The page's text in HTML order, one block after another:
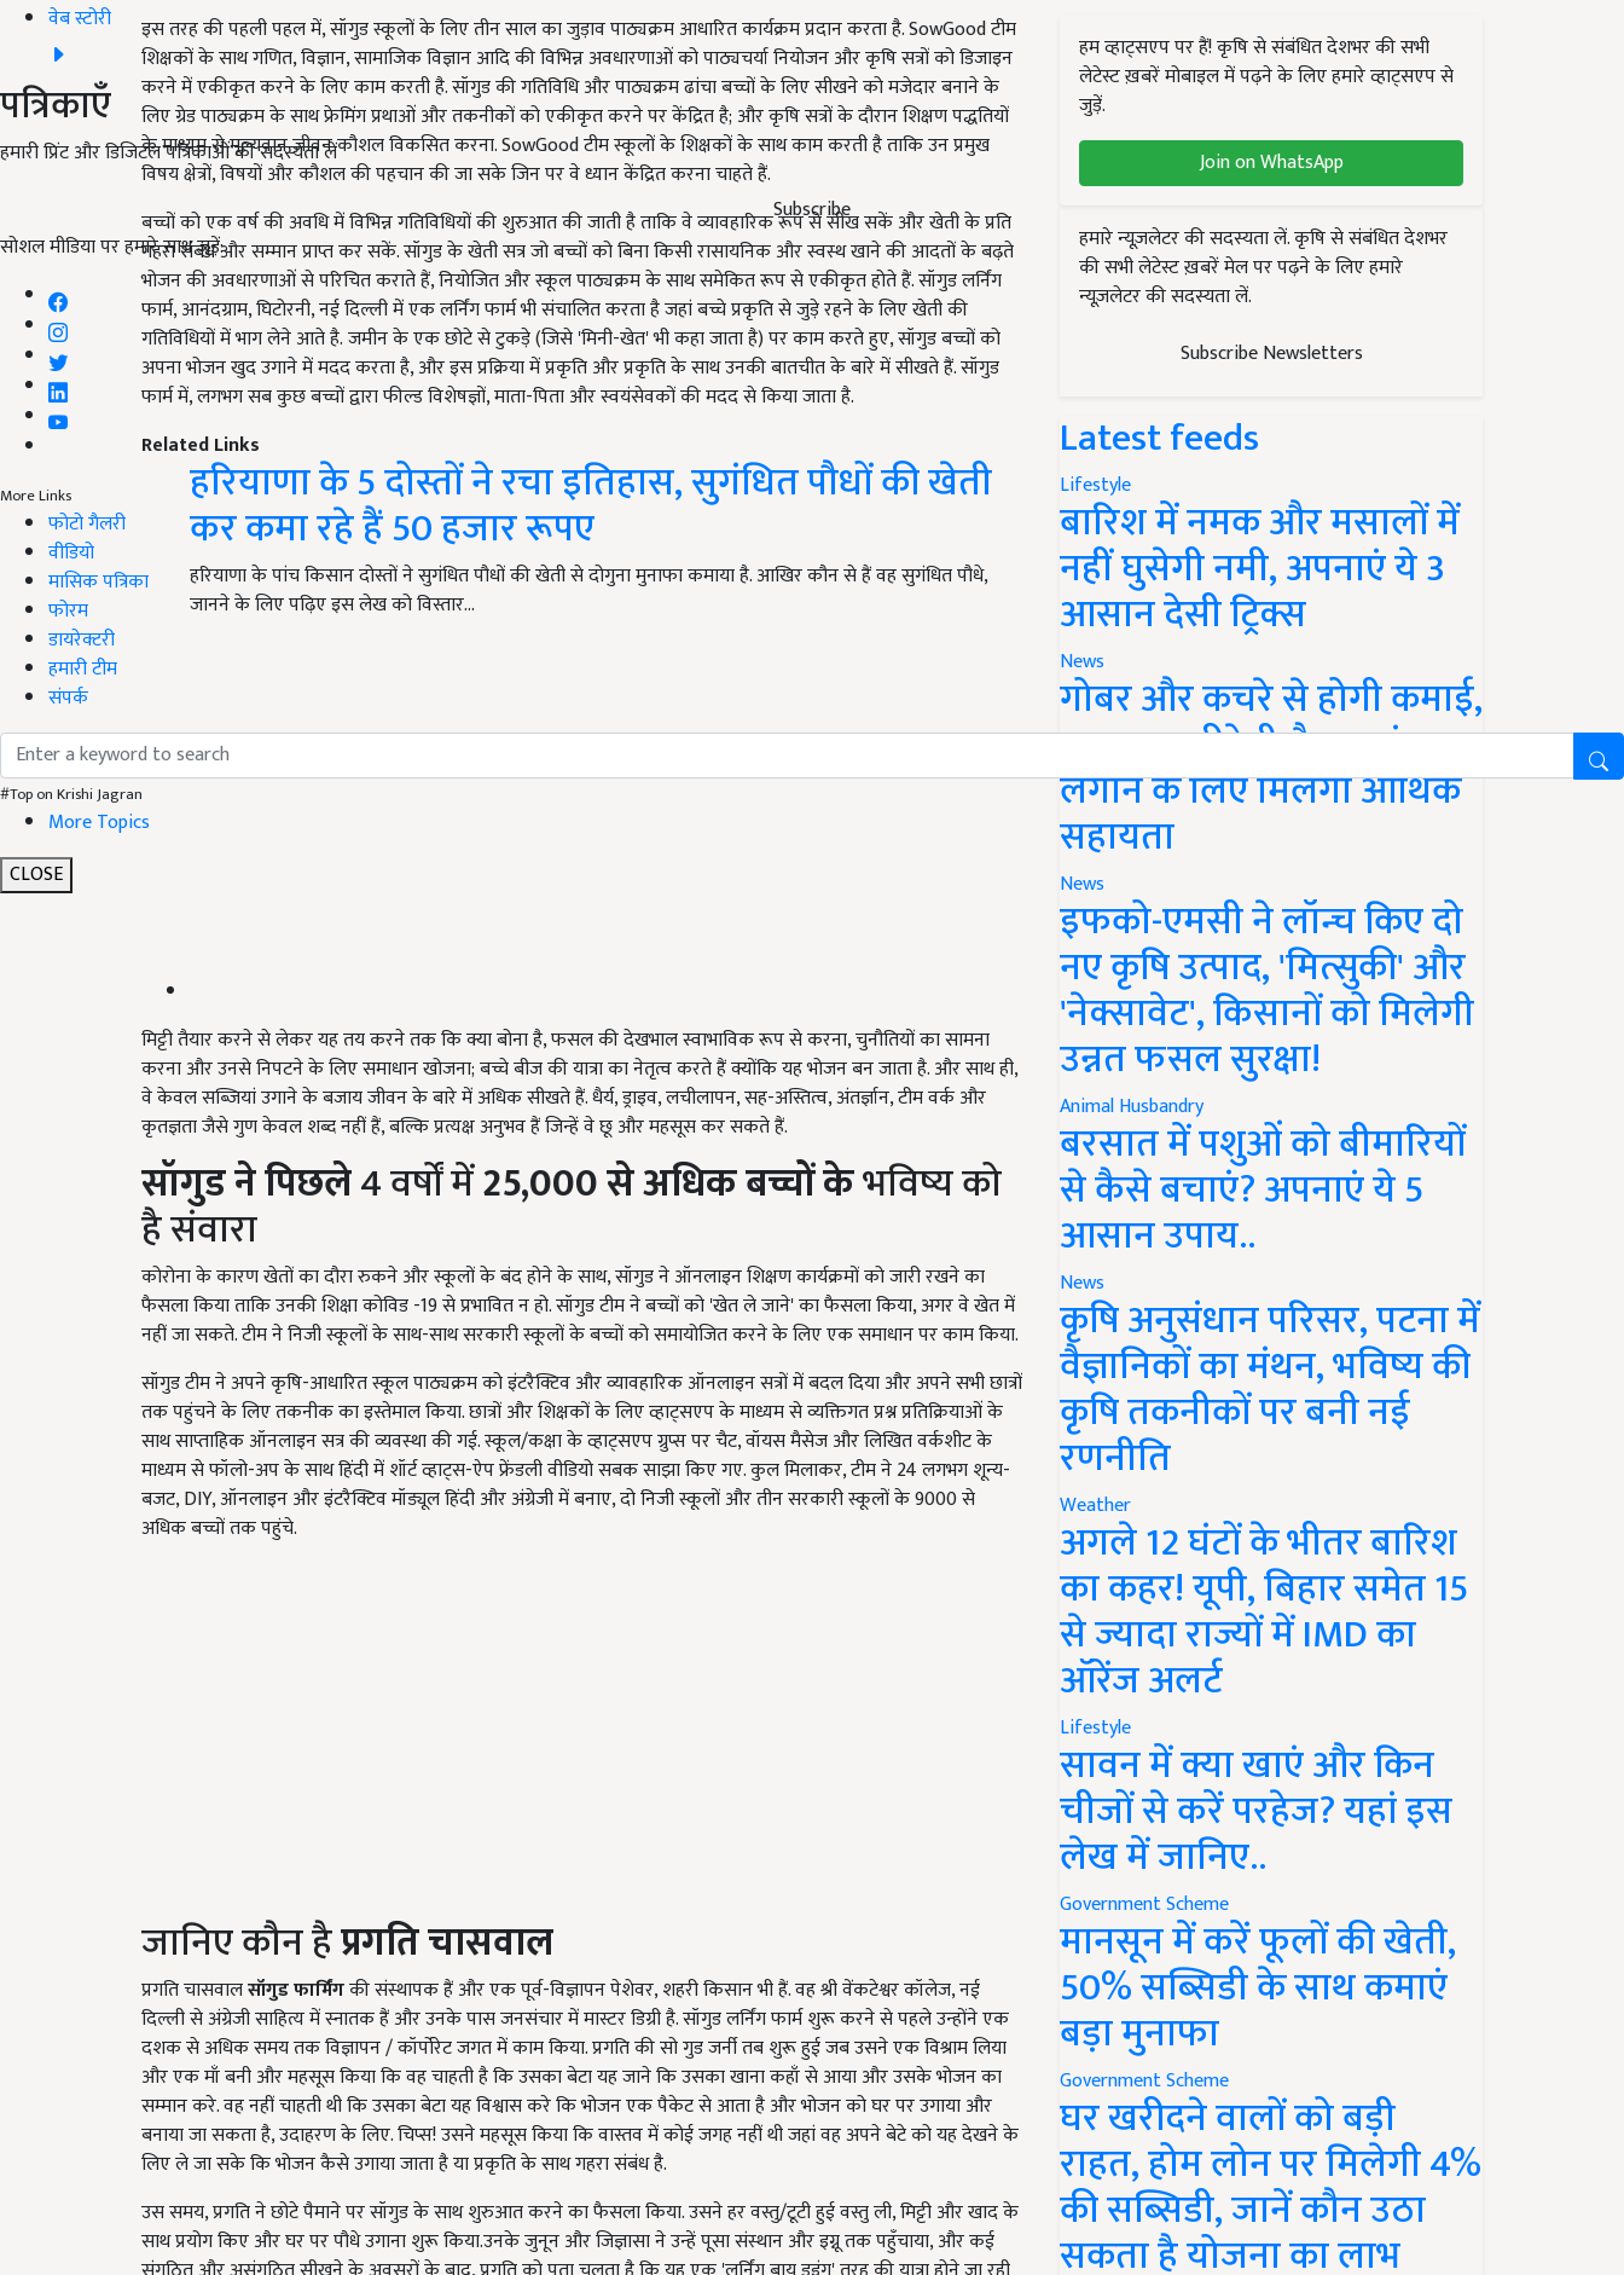
वेब स्टोरी
पत्रिकाएँ
हमारी प्रिंट और डिजिटल पत्रिकाओं की सदस्यता लें
Subscribe
सोशल मीडिया पर हमारे साथ जुड़ें:
More Links
फोटो गैलरी
वीडियो
मासिक पत्रिका
फोरम
डायरेक्टरी
हमारी टीम
संपर्क
#Top on Krishi Jagran
More Topics
CLOSE
इस तरह की पहली पहल में, सॉगुड स्कूलों के लिए तीन साल का जुड़ाव पाठ्यक्रम आधारित कार्यक्रम प्रदान करता है. SowGood टीम
शिक्षकों के साथ गणित, विज्ञान, सामाजिक विज्ञान आदि की विभिन्न अवधारणाओं को पाठ्यचर्या नियोजन और कृषि सत्रों को डिजाइन
करने में एकीकृत करने के लिए काम करती है. सॉगुड की गतिविधि और पाठ्यक्रम ढांचा बच्चों के लिए सीखने को मजेदार बनाने के
लिए ग्रेड पाठ्यक्रम के साथ फ्रेमिंग प्रथाओं और तकनीकों को एकीकृत करने पर केंद्रित है; और कृषि सत्रों के दौरान शिक्षण पद्धतियों
के माध्यम से मूल्यवान जीवन कौशल विकसित करना. SowGood टीम स्कूलों के शिक्षकों के साथ काम करती है ताकि उन प्रमुख
विषय क्षेत्रों, विषयों और कौशल की पहचान की जा सके जिन पर वे ध्यान केंद्रित करना चाहते हैं.
बच्चों को एक वर्ष की अवधि में विभिन्न गतिविधियों की शुरुआत की जाती है ताकि वे व्यावहारिक रूप से सीख सकें और खेती के प्रति
गहरा संबंध और सम्मान प्राप्त कर सकें. सॉगुड के खेती सत्र जो बच्चों को बिना किसी रासायनिक और स्वस्थ खाने की आदतों के बढ़ते
भोजन की अवधारणाओं से परिचित कराते हैं, नियोजित और स्कूल पाठ्यक्रम के साथ समेकित रूप से एकीकृत होते हैं. सॉगुड लर्निंग
फार्म, आनंदग्राम, घिटोरनी, नई दिल्ली में एक लर्निंग फार्म भी संचालित करता है जहां बच्चे प्रकृति से जुड़े रहने के लिए खेती की
गतिविधियों में भाग लेने आते है. जमीन के एक छोटे से टुकड़े (जिसे 'मिनी-खेत' भी कहा जाता है) पर काम करते हुए, सॉगुड बच्चों को
अपना भोजन खुद उगाने में मदद करता है, और इस प्रक्रिया में प्रकृति और प्रकृति के साथ उनकी बातचीत के बारे में सीखते हैं. सॉगुड
फार्म में, लगभग सब कुछ बच्चों द्वारा फील्ड विशेषज्ञों, माता-पिता और स्वयंसेवकों की मदद से किया जाता है.
Related Links
हरियाणा के 5 दोस्तों ने रचा इतिहास, सुगंधित पौधों की खेती
कर कमा रहे हैं 50 हजार रूपए
हरियाणा के पांच किसान दोस्तों ने सुगंधित पौधों की खेती से दोगुना मुनाफा कमाया है. आखिर कौन से हैं वह सुगंधित पौधे,
जानने के लिए पढ़िए इस लेख को विस्तार…
मिट्टी तैयार करने से लेकर यह तय करने तक कि क्या बोना है, फसल की देखभाल स्वाभाविक रूप से करना, चुनौतियों का सामना
करना और उनसे निपटने के लिए समाधान खोजना; बच्चे बीज की यात्रा का नेतृत्व करते हैं क्योंकि यह भोजन बन जाता है. और साथ ही,
वे केवल सब्जियां उगाने के बजाय जीवन के बारे में अधिक सीखते हैं. धैर्य, ड्राइव, लचीलापन, सह-अस्तित्व, अंतर्ज्ञान, टीम वर्क और
कृतज्ञता जैसे गुण केवल शब्द नहीं हैं, बल्कि प्रत्यक्ष अनुभव हैं जिन्हें वे छू और महसूस कर सकते हैं.
सॉगुडनेपिछले4 वर्षों में25,000सेअधिकबच्चोंकेभविष्य को
है संवारा
कोरोना के कारण खेतों का दौरा रुकने और स्कूलों के बंद होने के साथ, सॉगुड ने ऑनलाइन शिक्षण कार्यक्रमों को जारी रखने का
फैसला किया ताकि उनकी शिक्षा कोविड -19 से प्रभावित न हो. सॉगुड टीम ने बच्चों को 'खेत ले जाने' का फैसला किया, अगर वे खेत में
नहीं जा सकते. टीम ने निजी स्कूलों के साथ-साथ सरकारी स्कूलों के बच्चों को समायोजित करने के लिए एक समाधान पर काम किया.
सॉगुड टीम ने अपने कृषि-आधारित स्कूल पाठ्यक्रम को इंटरैक्टिव और व्यावहारिक ऑनलाइन सत्रों में बदल दिया और अपने सभी छात्रों
तक पहुंचने के लिए तकनीक का इस्तेमाल किया. छात्रों और शिक्षकों के लिए व्हाट्सएप के माध्यम से व्यक्तिगत प्रश्न प्रतिक्रियाओं के
साथ साप्ताहिक ऑनलाइन सत्र की व्यवस्था की गई. स्कूल/कक्षा के व्हाट्सएप ग्रुप्स पर चैट, वॉयस मैसेज और लिखित वर्कशीट के
माध्यम से फॉलो-अप के साथ हिंदी में शॉर्ट व्हाट्स-ऐप फ्रेंडली वीडियो सबक साझा किए गए. कुल मिलाकर, टीम ने 24 लगभग शून्य-
बजट, DIY, ऑनलाइन और इंटरैक्टिव मॉड्यूल हिंदी और अंग्रेजी में बनाए, दो निजी स्कूलों और तीन सरकारी स्कूलों के 9000 से
अधिक बच्चों तक पहुंचे.
जानिए कौन हैप्रगतिचासवाल
प्रगति चासवालसॉगुड फार्मिंगकी संस्थापक हैं और एक पूर्व-विज्ञापन पेशेवर, शहरी किसान भी हैं. वह श्री वेंकटेश्वर कॉलेज, नई
दिल्ली से अंग्रेजी साहित्य में स्नातक हैं और उनके पास जनसंचार में मास्टर डिग्री है. सॉगुड लर्निंग फार्म शुरू करने से पहले उन्होंने एक
दशक से अधिक समय तक विज्ञापन / कॉर्पोरेट जगत में काम किया. प्रगति की सो गुड जर्नी तब शुरू हुई जब उसने एक विश्राम लिया
और एक माँ बनी और महसूस किया कि वह चाहती है कि उसका बेटा यह जाने कि उसका खाना कहाँ से आया और उसके भोजन का
सम्मान करे. वह नहीं चाहती थी कि उसका बेटा यह विश्वास करे कि भोजन एक पैकेट से आता है और भोजन को घर पर उगाया और
बनाया जा सकता है, उदाहरण के लिए. चिप्स! उसने महसूस किया कि वास्तव में कोई जगह नहीं थी जहां वह अपने बेटे को यह देखने के
लिए ले जा सके कि भोजन कैसे उगाया जाता है या प्रकृति के साथ गहरा संबंध है.
उस समय, प्रगति ने छोटे पैमाने पर सॉगुड के साथ शुरुआत करने का फैसला किया. उसने हर वस्तु/टूटी हुई वस्तु ली, मिट्टी और खाद के
साथ प्रयोग किए और घर पर पौधे उगाना शुरू किया.उनके जुनून और जिज्ञासा ने उन्हें पूसा संस्थान और इग्नू तक पहुँचाया, और कई
हम व्हाट्सएप पर हैं! कृषि से संबंधित देशभर की सभी
लेटेस्ट ख़बरें मोबाइल में पढ़ने के लिए हमारे व्हाट्सएप से
जुड़ें.
Join on WhatsApp
हमारे न्यूज़लेटर की सदस्यता लें. कृषि से संबंधित देशभर
की सभी लेटेस्ट ख़बरें मेल पर पढ़ने के लिए हमारे
न्यूज़लेटर की सदस्यता लें.
Subscribe Newsletters
Latest feeds
Lifestyle
बारिश में नमक और मसालों में
नहीं घुसेगी नमी, अपनाएं ये 3
आसान देसी ट्रिक्स
News
गोबर और कचरे से होगी कमाई,
सरकार खरीदेगी गैस, प्लांट
लगाने के लिए मिलेगी आर्थिक
सहायता
News
इफको-एमसी ने लॉन्च किए दो
नए कृषि उत्पाद, 'मित्सुकी' और
'नेक्सावेट', किसानों को मिलेगी
उन्नत फसल सुरक्षा!
Animal Husbandry
बरसात में पशुओं को बीमारियों
से कैसे बचाएं? अपनाएं ये 5
आसान उपाय..
News
कृषि अनुसंधान परिसर, पटना में
वैज्ञानिकों का मंथन, भविष्य की
कृषि तकनीकों पर बनी नई
रणनीति
Weather
अगले 12 घंटों के भीतर बारिश
का कहर! यूपी, बिहार समेत 15
से ज्यादा राज्यों में IMD का
ऑरेंज अलर्ट
Lifestyle
सावन में क्या खाएं और किन
चीजों से करें परहेज? यहां इस
लेख में जानिए..
Government Scheme
मानसून में करें फूलों की खेती,
50% सब्सिडी के साथ कमाएं
बड़ा मुनाफा
Government Scheme
घर खरीदने वालों को बड़ी
राहत, होम लोन पर मिलेगी 4%
की सब्सिडी, जानें कौन उठा
सकता है योजना का लाभ